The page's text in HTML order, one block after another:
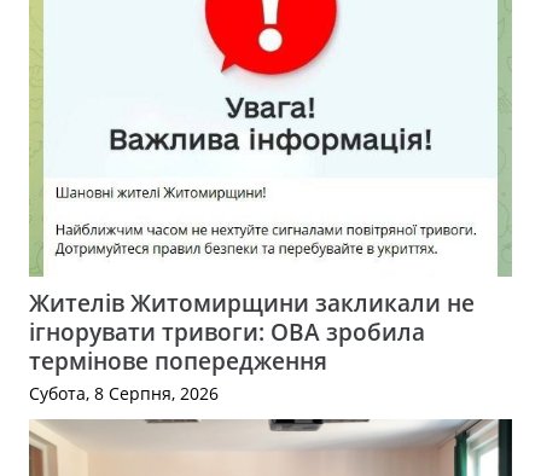
Жителів Житомирщини закликали не
ігнорувати тривоги: ОВА зробила
термінове попередження
Субота, 8 Серпня, 2026